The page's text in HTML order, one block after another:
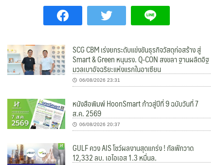
SCG CBM เร่งยกระดับแข่งขันธุรกิจวัสดุก่อสร้าง สู่
Smart & Green หนุนรง. Q-CON สงขลา ฐานผลิตอิฐ
มวลเบาอัจฉริยะแห่งแรกในอาเซียน
06/08/2026 23:31
หนังสือพิมพ์ HoonSmart ก้าวสู่ปีที่ 9 ฉบับวันที่ 7
ส.ค. 2569
06/08/2026 20:37
GULF ควง AIS โชว์ผลงานสุดแกร่ง ! กัลฟ์กวาด
12,332 ลบ. เอไอเอส 1.3 หมื่นล.